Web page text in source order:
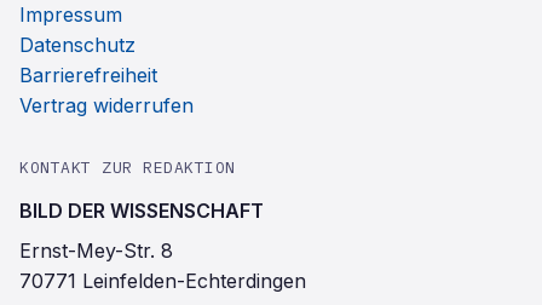
Impressum
Datenschutz
Barrierefreiheit
Vertrag widerrufen
KONTAKT ZUR REDAKTION
BILD DER WISSENSCHAFT
Ernst-Mey-Str. 8
70771 Leinfelden-Echterdingen